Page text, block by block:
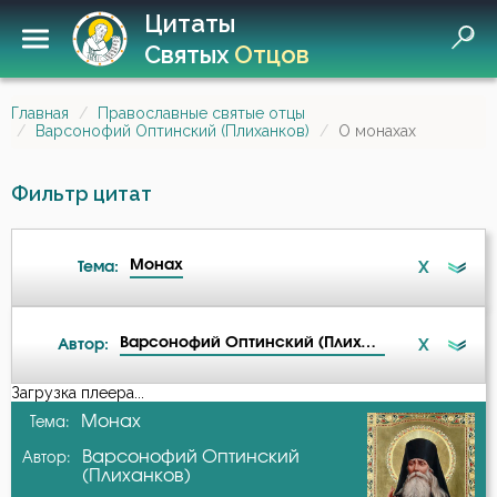
Цитаты
СвятыхОтцов
Главная
Православные святые отцы
Варсонофий Оптинский (Плиханков)
О монахах
Фильтр цитат
Тема: Монах X
Ад
Антихрист
Автор: Варсонофий Оптинский (Плиханков) X
А-я
Авва Дорофей
Загрузка плеера...
Тема: Монах
Автор:
Варсонофий Оптинский
(Плиханков)